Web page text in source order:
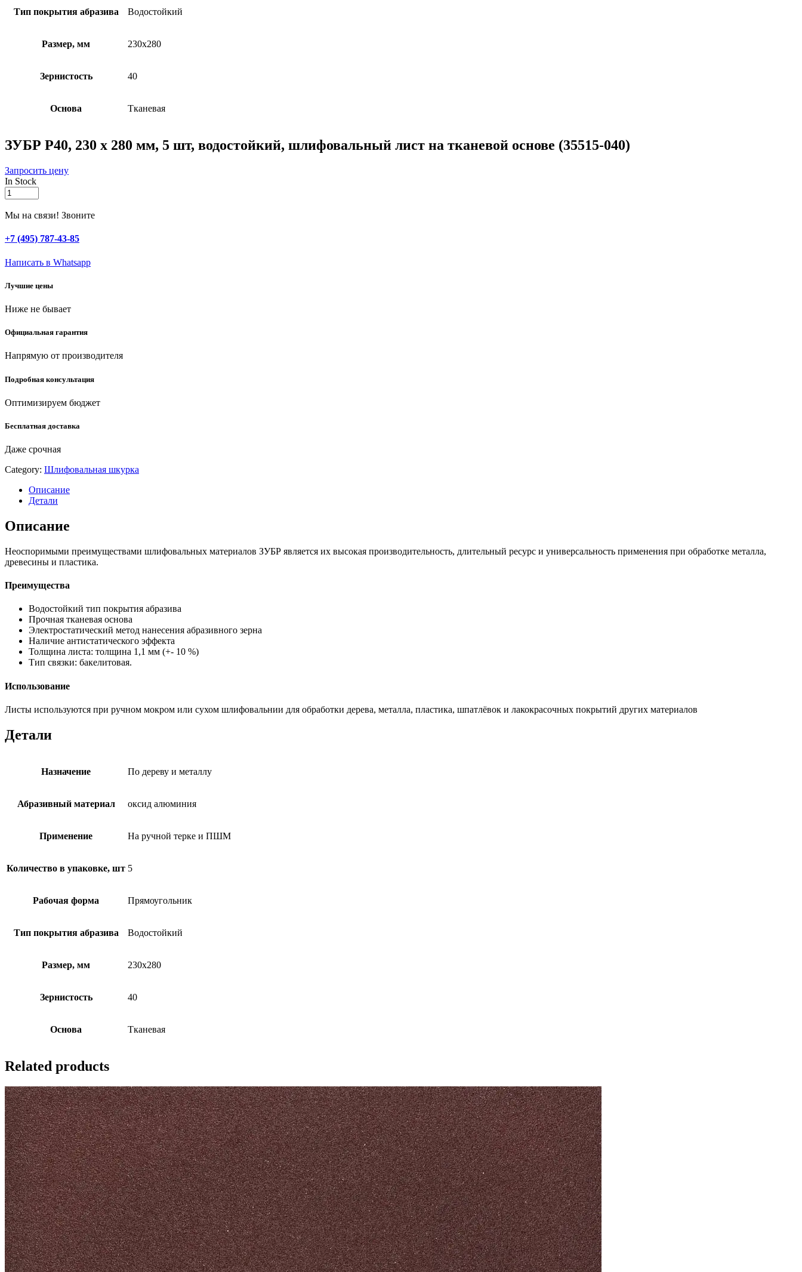
Тип покрытия абразива Водостойкий
Размер, мм 230х280
Зернистость 40
Основа Тканевая
ЗУБР Р40, 230 х 280 мм, 5 шт, водостойкий, шлифовальный лист на тканевой основе (35515-040)
Запросить цену
In Stock
ЗУБР
Р40,
230
280
мм,
шт,
шлифовальный
на
основе
040)
quantity
Мы на связи! Звоните
+7 (495) 787-43-85
Написать в Whatsapp
Лучшие цены
Ниже не бывает
Официальная гарантия
Напрямую от производителя
Подробная консультация
Оптимизируем бюджет
Бесплатная доставка
Даже срочная
Category: Шлифовальная шкурка
Описание
Детали
Описание
Неоспоримыми преимуществами шлифовальных материалов ЗУБР является их высокая производительность, длительный ресурс и универсальность применения при обработке металла,
древесины и пластика.
Преимущества
Водостойкий тип покрытия абразива
Прочная тканевая основа
Электростатический метод нанесения абразивного зерна
Наличие антистатического эффекта
Толщина листа: толщина 1,1 мм (+- 10 %)
Тип связки: бакелитовая.
Использование
Листы используются при ручном мокром или сухом шлифовальнии для обработки дерева, металла, пластика, шпатлёвок и лакокрасочных покрытий других материалов
Детали
Назначение По дереву и металлу
Абразивный материал оксид алюминия
Применение На ручной терке и ПШМ
Количество в упаковке, шт 5
Рабочая форма Прямоугольник
Тип покрытия абразива Водостойкий
Размер, мм 230х280
Зернистость 40
Основа Тканевая
Related products